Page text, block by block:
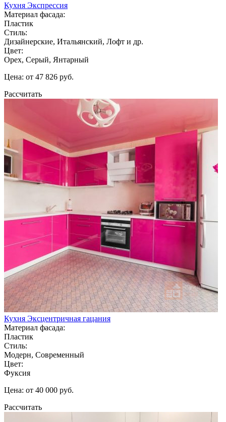
Кухня Экспрессия
Материал фасада:
Пластик
Стиль:
Дизайнерские, Итальянский, Лофт и др.
Цвет:
Орех, Серый, Янтарный
Цена: от 47 826 руб.
Рассчитать
Кухня Эксцентричная гацания
Материал фасада:
Пластик
Стиль:
Модерн, Современный
Цвет:
Фуксия
Цена: от 40 000 руб.
Рассчитать